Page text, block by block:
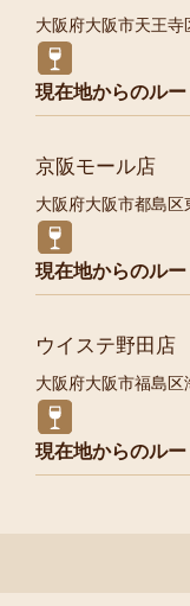
大阪府大阪市天王
現在地からのルー
京阪モール店
大阪府大阪市都島
現在地からのルー
ウイステ野田店
大阪府大阪市福島
現在地からのルー